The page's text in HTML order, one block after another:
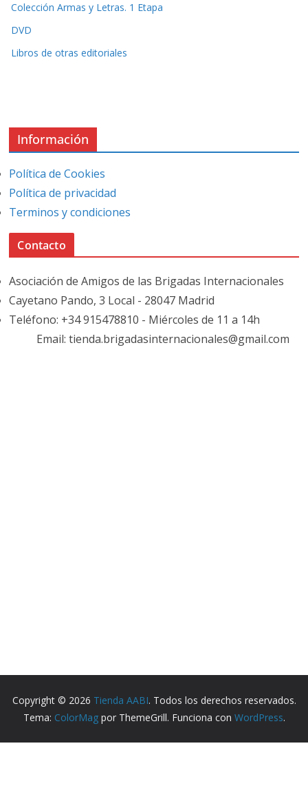
Colección Armas y Letras. 1 Etapa
DVD
Libros de otras editoriales
Información
Política de Cookies
Política de privacidad
Terminos y condiciones
Contacto
Asociación de Amigos de las Brigadas Internacionales
Cayetano Pando, 3 Local - 28047 Madrid
Teléfono: +34 915478810 - Miércoles de 11 a 14h
Email: tienda.brigadasinternacionales@gmail.com
Copyright © 2026 Tienda AABI. Todos los derechos reservados.
Tema: ColorMagpor ThemeGrill. Funciona con WordPress.